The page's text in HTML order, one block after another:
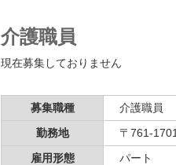
介護職員
現在募集しておりません
募集職種
介護職員
勤務地
〒761-
雇用形態
パート